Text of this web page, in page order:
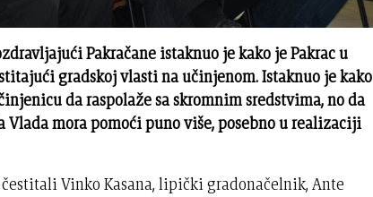
Pakračane istaknuo je kako je Pakrac u
gradskoj vlasti na učinjenom. Istaknuo je kako
da raspolaže sa skromnim sredstvima, no da
mora pomoći puno više, posebno u realizaciji
Vinko Kasana, lipički gradonačelnik, Ante